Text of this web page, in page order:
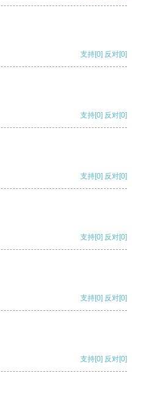
支持[0] 反对[0]
支持[0] 反对[0]
支持[0] 反对[0]
支持[0] 反对[0]
支持[0] 反对[0]
支持[0] 反对[0]